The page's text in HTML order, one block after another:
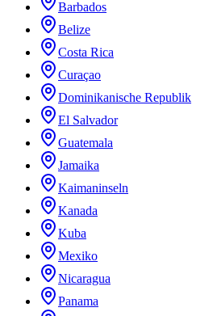
Barbados
Belize
Costa Rica
Curaçao
Dominikanische Republik
El Salvador
Guatemala
Jamaika
Kaimaninseln
Kanada
Kuba
Mexiko
Nicaragua
Panama